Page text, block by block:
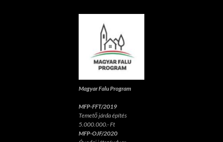
Magyar Falu Program
MFP-FFT/2019
Temető járda építés
5.000.000.- Ft
MFP-OJF/2020